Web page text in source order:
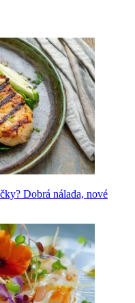
Dobrá nálada, nové